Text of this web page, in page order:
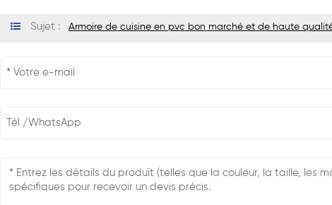
Sujet : Armoire de cuisine en pvc bon marché et de haute